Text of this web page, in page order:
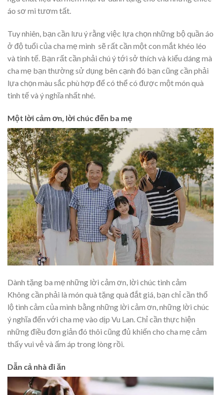
áo sơ mi tươm tất.
Tuy nhiên, bạn cần lưu ý rằng việc lựa chọn những bộ quần áo
ở độ tuổi của cha mẹ mình sẽ rất cần một con mắt khéo léo
và tinh tế. Bạn rất cần phải chú ý tới sở thích và kiểu dáng mà
cha mẹ bạn thường sử dụng bên cạnh đó bạn cũng cần phải
lựa chọn màu sắc phù hợp để có thể có được một món quà
tinh tế và ý nghĩa nhất nhé.
Một lời cảm ơn, lời chúc đến ba mẹ
Dành tặng ba mẹ những lời cảm ơn, lời chúc tình cảm
Không cần phải là món quà tặng quà đắt giá, bạn chỉ cần thổ
lộ tình cảm của mình bằng những lời cảm ơn, những lời chúc
ý nghĩa đến với cha mẹ vào dịp Vu Lan. Chỉ cần thực hiện
những điều đơn giản đó thôi cũng đủ khiến cho cha mẹ cảm
thấy vui vẻ và ấm áp trong lòng rồi.
Dẫn cả nhà đi ăn